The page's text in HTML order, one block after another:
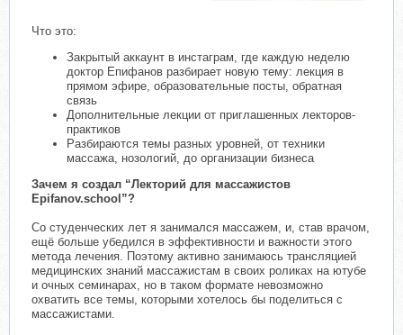
Что это:
Закрытый аккаунт в инстаграм, где каждую неделю
доктор Епифанов разбирает новую тему: лекция в
прямом эфире, образовательные посты, обратная
связь
Дополнительные лекции от приглашенных лекторов-
практиков
Разбираются темы разных уровней, от техники
массажа, нозологий, до организации бизнеса
Зачем я создал “Лекторий для массажистов
Epifanov.school”?
Со студенческих лет я занимался массажем, и, став врачом,
ещё больше убедился в эффективности и важности этого
метода лечения. Поэтому активно занимаюсь трансляцией
медицинских знаний массажистам в своих роликах на ютубе
и очных семинарах, но в таком формате невозможно
охватить все темы, которыми хотелось бы поделиться с
массажистами.